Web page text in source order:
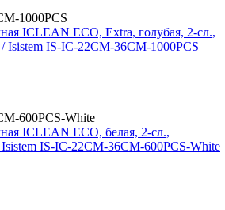
1000PCS
ICLEAN ECO, Extra, голубая, 2-сл.,
Isistem IS-IC-22CM-36CM-1000PCS
600PCS-White
ICLEAN ECO, белая, 2-сл.,
IS-IC-22CM-36CM-600PCS-White